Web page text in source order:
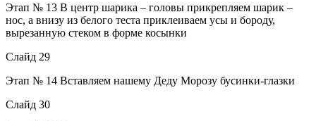
Этап № 13 В центр шарика – головы прикрепляем шарик –
нос, а внизу из белого теста приклеиваем усы и бороду,
вырезанную стеком в форме косынки
Слайд 29
Этап № 14 Вставляем нашему Деду Морозу бусинки-глазки
Слайд 30